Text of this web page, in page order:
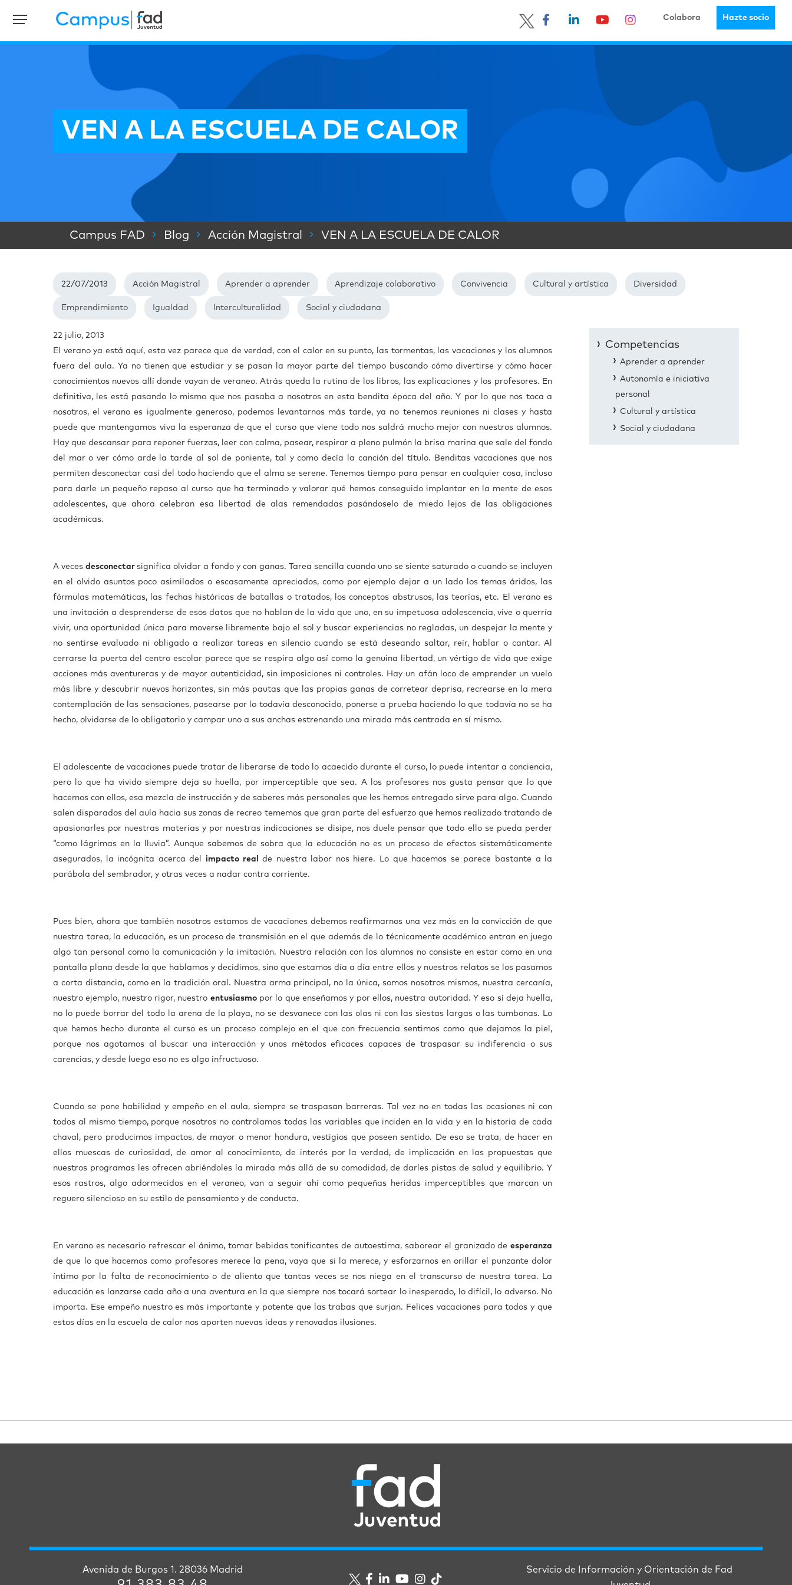
Colabora Hazte socio
VEN A LA ESCUELA DE CALOR
Campus FAD Blog Acción Magistral VEN A LA ESCUELA DE CALOR
22/07/2013 Acción Magistral Aprender a aprender Aprendizaje colaborativo Convivencia Cultural y artística Diversidad
Emprendimiento Igualdad Interculturalidad Social y ciudadana
22 julio, 2013
El verano ya está aquí, esta vez parece que de verdad, con el calor en su punto, las tormentas, las vacaciones y los alumnos
fuera del aula. Ya no tienen que estudiar y se pasan la mayor parte del tiempo buscando cómo divertirse y cómo hacer
conocimientos nuevos allí donde vayan de veraneo. Atrás queda la rutina de los libros, las explicaciones y los profesores. En
definitiva, les está pasando lo mismo que nos pasaba a nosotros en esta bendita época del año. Y por lo que nos toca a
nosotros, el verano es igualmente generoso, podemos levantarnos más tarde, ya no tenemos reuniones ni clases y hasta
puede que mantengamos viva la esperanza de que el curso que viene todo nos saldrá mucho mejor con nuestros alumnos.
Hay que descansar para reponer fuerzas, leer con calma, pasear, respirar a pleno pulmón la brisa marina que sale del fondo
del mar o ver cómo arde la tarde al sol de poniente, tal y como decía la canción del título. Benditas vacaciones que nos
permiten desconectar casi del todo haciendo que el alma se serene. Tenemos tiempo para pensar en cualquier cosa, incluso
para darle un pequeño repaso al curso que ha terminado y valorar qué hemos conseguido implantar en la mente de esos
adolescentes, que ahora celebran esa libertad de alas remendadas pasándoselo de miedo lejos de las obligaciones
académicas.
A vecesdesconectar significa olvidar a fondo y con ganas. Tarea sencilla cuando uno se siente saturado o cuando se incluyen
en el olvido asuntos poco asimilados o escasamente apreciados, como por ejemplo dejar a un lado los temas áridos, las
fórmulas matemáticas, las fechas históricas de batallas o tratados, los conceptos abstrusos, las teorías, etc. El verano es
una invitación a desprenderse de esos datos que no hablan de la vida que uno, en su impetuosa adolescencia, vive o querría
vivir, una oportunidad única para moverse libremente bajo el sol y buscar experiencias no regladas, un despejar la mente y
no sentirse evaluado ni obligado a realizar tareas en silencio cuando se está deseando saltar, reír, hablar o cantar. Al
cerrarse la puerta del centro escolar parece que se respira algo así como la genuina libertad, un vértigo de vida que exige
acciones más aventureras y de mayor autenticidad, sin imposiciones ni controles. Hay un afán loco de emprender un vuelo
más libre y descubrir nuevos horizontes, sin más pautas que las propias ganas de corretear deprisa, recrearse en la mera
contemplación de las sensaciones, pasearse por lo todavía desconocido, ponerse a prueba haciendo lo que todavía no se ha
hecho, olvidarse de lo obligatorio y campar uno a sus anchas estrenando una mirada más centrada en sí mismo.
El adolescente de vacaciones puede tratar de liberarse de todo lo acaecido durante el curso, lo puede intentar a conciencia,
pero lo que ha vivido siempre deja su huella, por imperceptible que sea. A los profesores nos gusta pensar que lo que
hacemos con ellos, esa mezcla de instrucción y de saberes más personales que les hemos entregado sirve para algo. Cuando
salen disparados del aula hacia sus zonas de recreo tememos que gran parte del esfuerzo que hemos realizado tratando de
apasionarles por nuestras materias y por nuestras indicaciones se disipe, nos duele pensar que todo ello se pueda perder
“como lágrimas en la lluvia”. Aunque sabemos de sobra que la educación no es un proceso de efectos sistemáticamente
asegurados, la incógnita acerca del impacto real
de nuestra labor nos hiere. Lo que hacemos se parece bastante a la
parábola del sembrador, y otras veces a nadar contra corriente.
Pues bien, ahora que también nosotros estamos de vacaciones debemos reafirmarnos una vez más en la convicción de que
nuestra tarea, la educación, es un proceso de transmisión en el que además de lo técnicamente académico entran en juego
algo tan personal como la comunicación y la imitación. Nuestra relación con los alumnos no consiste en estar como en una
pantalla plana desde la que hablamos y decidimos, sino que estamos día a día entre ellos y nuestros relatos se los pasamos
a corta distancia, como en la tradición oral. Nuestra arma principal, no la única, somos nosotros mismos, nuestra cercanía,
nuestro ejemplo, nuestro rigor, nuestro entusiasmopor lo que enseñamos y por ellos, nuestra autoridad. Y eso sí deja huella,
no lo puede borrar del todo la arena de la playa, no se desvanece con las olas ni con las siestas largas o las tumbonas. Lo
que hemos hecho durante el curso es un proceso complejo en el que con frecuencia sentimos como que dejamos la piel,
porque nos agotamos al buscar una interacción y unos métodos eficaces capaces de traspasar su indiferencia o sus
carencias, y desde luego eso no es algo infructuoso.
Cuando se pone habilidad y empeño en el aula, siempre se traspasan barreras. Tal vez no en todas las ocasiones ni con
todos al mismo tiempo, porque nosotros no controlamos todas las variables que inciden en la vida y en la historia de cada
chaval, pero producimos impactos, de mayor o menor hondura, vestigios que poseen sentido. De eso se trata, de hacer en
ellos muescas de curiosidad, de amor al conocimiento, de interés por la verdad, de implicación en las propuestas que
nuestros programas les ofrecen abriéndoles la mirada más allá de su comodidad, de darles pistas de salud y equilibrio. Y
esos rastros, algo adormecidos en el veraneo, van a seguir ahí como pequeñas heridas imperceptibles que marcan un
reguero silencioso en su estilo de pensamiento y de conducta.
En verano es necesario refrescar el ánimo, tomar bebidas tonificantes de autoestima, saborear el granizado deesperanza
de que lo que hacemos como profesores merece la pena, vaya que si la merece, y esforzarnos en orillar el punzante dolor
íntimo por la falta de reconocimiento o de aliento que tantas veces se nos niega en el transcurso de nuestra tarea. La
educación es lanzarse cada año a una aventura en la que siempre nos tocará sortear lo inesperado, lo difícil, lo adverso. No
importa. Ese empeño nuestro es más importante y potente que las trabas que surjan. Felices vacaciones para todos y que
estos días en la escuela de calor nos aporten nuevas ideas y renovadas ilusiones.
Competencias
Aprender a aprender
Autonomía e iniciativa
personal
Cultural y artística
Social y ciudadana
Avenida de Burgos 1. 28036 Madrid
Servicio de Información y Orientación de Fad